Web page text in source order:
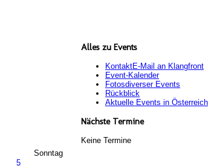
Sonntag
5
Alles zu Events
KontaktE-Mail an Klangfront
Event-Kalender
Fotosdiverser Events
Rückblick
Aktuelle Events in Österreich
Nächste Termine
Keine Termine